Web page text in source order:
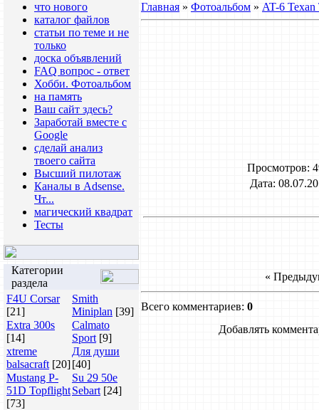
что нового
каталог файлов
статьи по теме и не
только
доска объявлений
FAQ вопрос - ответ
Хобби. Фотоальбом
на память
Ваш сайт здесь?
Заработай вместе с
Google
сделай анализ
твоего сайта
Высший пилотаж
Каналы в Adsense.
Чт...
магический квадрат
Тесты
Категории
раздела
F4U Corsar
[21]
Smith
Miniplan [39]
Extra 300s
[14]
Calmato
Sport [9]
xtreme
balsacraft [20]
Для души
[40]
Mustang P-
51D Topflight
[73]
Su 29 50e
Sebart [24]
Главная » Фотоальбом » AT-6
Просмотров:
Дата:
«
Всего комментариев: 0
Добавлять